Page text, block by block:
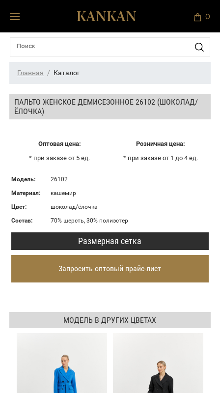
0
Главная Каталог
ПАЛЬТО ЖЕНСКОЕ ДЕМИСЕЗОННОЕ 26102 (ШОКОЛАД/
ЁЛОЧКА)
Оптовая цена:
* при заказе от 5 ед.
Розничная цена:
* при заказе от 1 до 4 ед.
Модель:
26102
Материал:
кашемир
Цвет:
шоколад/ёлочка
Состав:
70% шерсть, 30% полиэстер
Размерная сетка
Запросить оптовый прайс-лист
МОДЕЛЬ В ДРУГИХ ЦВЕТАХ